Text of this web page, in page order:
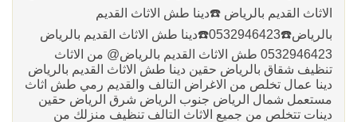
الاثاث القديم بالرياض ☎️دينا طش الاثاث القديم
بالرياض☎️0532946423☎️دينا طش الاثاث القديم بالرياض
0532946423 طش الاثاث القديم بالرياض@ من الاثاث
تنظيف شقاق بالرياض حقين دينا طش الاثاث القديم بالرياض
دينا عمال تخلص من الاغراض التالف والقديم رمي طش اثاث
مستعمل شمال الرياض جنوب الرياض شرق الرياض حقين
دينات تتخلص من جميع الاثاث التالف تنظيف منزلك من